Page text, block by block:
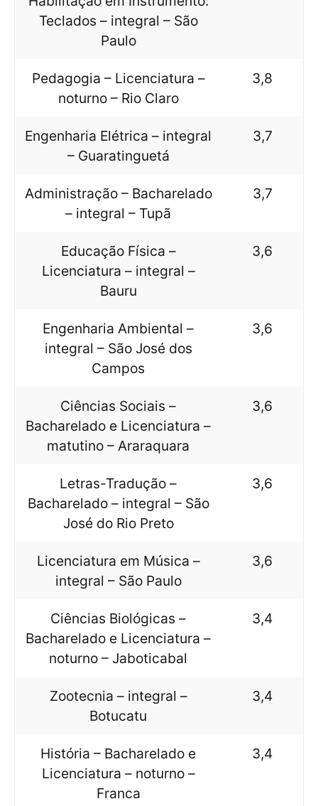
Teclados – integral – São
Paulo
Pedagogia – Licenciatura –
noturno – Rio Claro
3,8
Engenharia Elétrica – integral
– Guaratinguetá
3,7
Administração – Bacharelado
– integral – Tupã
3,7
Educação Física –
Licenciatura – integral –
Bauru
3,6
Engenharia Ambiental –
integral – São José dos
Campos
3,6
Ciências Sociais –
Bacharelado e Licenciatura –
matutino – Araraquara
3,6
Letras-Tradução –
Bacharelado – integral – São
José do Rio Preto
3,6
Licenciatura em Música –
integral – São Paulo
3,6
Ciências Biológicas –
Bacharelado e Licenciatura –
noturno – Jaboticabal
3,4
Zootecnia – integral –
Botucatu
3,4
História – Bacharelado e
Licenciatura – noturno –
Franca
3,4